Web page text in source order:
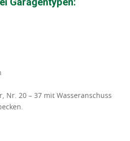
Nr. 20 – 37 mit Wasseranschuss